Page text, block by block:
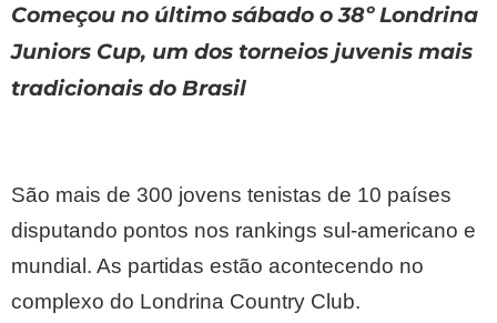
Começou no último sábado o 38º Londrina
Juniors Cup, um dos torneios juvenis mais
tradicionais do Brasil
São mais de 300 jovens tenistas de 10 países
disputando pontos nos rankings sul-americano e
mundial. As partidas estão acontecendo no
complexo do Londrina Country Club.